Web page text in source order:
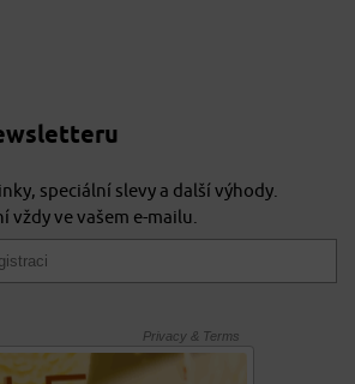
speciální slevy a další výhody.
vždy ve vašem e-mailu.